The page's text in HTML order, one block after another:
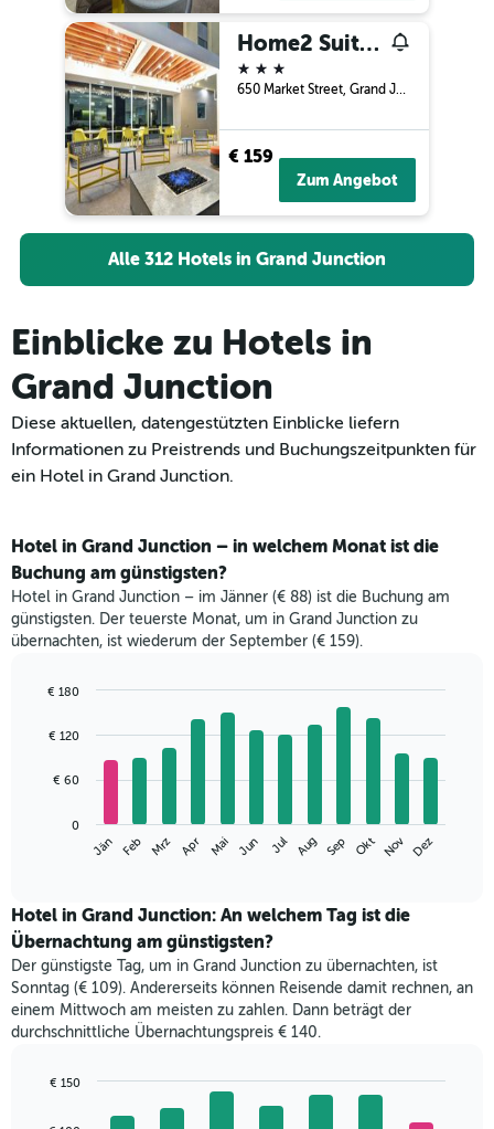
Home2 Suites by Hilton Grand Junction Northwest
3 Sterne
650 Market Street, Grand Junction, CO, USA
€ 159
Zum Angebot
Alle 312 Hotels in Grand Junction
Einblicke zu Hotels in
Grand Junction
Diese aktuellen, datengestützten Einblicke liefern
Informationen zu Preistrends und Buchungszeitpunkten für
ein Hotel in Grand Junction.
Hotel in Grand Junction – in welchem Monat ist die
Buchung am günstigsten?
Hotel in Grand Junction – im Jänner (€ 88) ist die Buchung am
günstigsten. Der teuerste Monat, um in Grand Junction zu
übernachten, ist wiederum der September (€ 159).
chart
bars.
folgende
den
durchschnittlichen
Zimmerpreis
im
jeweiligen
Monat
an.
Diagramm
graphic.
Jän Feb Mrz Apr Mai Jun Jul Aug Sep Okt Nov Dez
0
€ 60
€ 120
€ 180
Hotel in Grand Junction: An welchem Tag ist die
Übernachtung am günstigsten?
Der günstigste Tag, um in Grand Junction zu übernachten, ist
Sonntag (€ 109). Andererseits können Reisende damit rechnen, an
einem Mittwoch am meisten zu zahlen. Dann beträgt der
durchschnittliche Übernachtungspreis € 140.
€ 150